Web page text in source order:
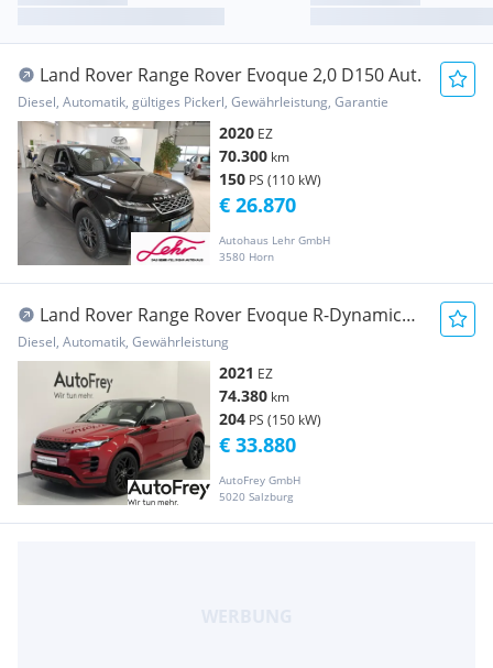
Land Rover Range Rover Evoque 2,0 D150 Aut.
Diesel, Automatik, gültiges Pickerl, Gewährleistung, Garantie
2020 EZ
70.300 km
150 PS (110 kW)
Autohaus Lehr GmbH
3580 Horn
€ 26.870
Land Rover Range Rover Evoque R-Dynamic
SE D200 AWD
Diesel, Automatik, Gewährleistung
2021 EZ
74.380 km
204 PS (150 kW)
AutoFrey GmbH
5020 Salzburg
€ 33.880